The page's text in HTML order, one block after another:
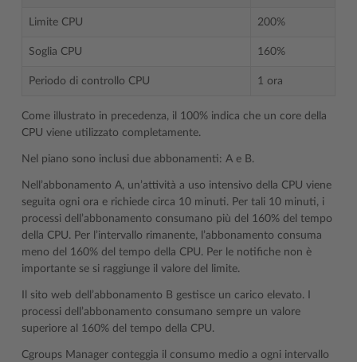
Limite CPU 200%
Soglia CPU 160%
Periodo di controllo CPU 1 ora
Come illustrato in precedenza, il 100% indica che un core della
CPU viene utilizzato completamente.
Nel piano sono inclusi due abbonamenti: A e B.
Nell’abbonamento A, un’attività a uso intensivo della CPU viene
seguita ogni ora e richiede circa 10 minuti. Per tali 10 minuti, i
processi dell’abbonamento consumano più del 160% del tempo
della CPU. Per l’intervallo rimanente, l’abbonamento consuma
meno del 160% del tempo della CPU. Per le notifiche non è
importante se si raggiunge il valore del limite.
Il sito web dell’abbonamento B gestisce un carico elevato. I
processi dell’abbonamento consumano sempre un valore
superiore al 160% del tempo della CPU.
Cgroups Manager conteggia il consumo medio a ogni intervallo